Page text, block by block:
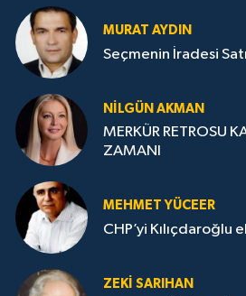
MURAT AYDIN
Seçmenin İradesi
NILGÜN AKMAN
MERKÜR RETROSU
ZAMANI
MEHMET YÜCEER
CHP’yi Kılıçdaroğlu
ZEKI SARIHAN